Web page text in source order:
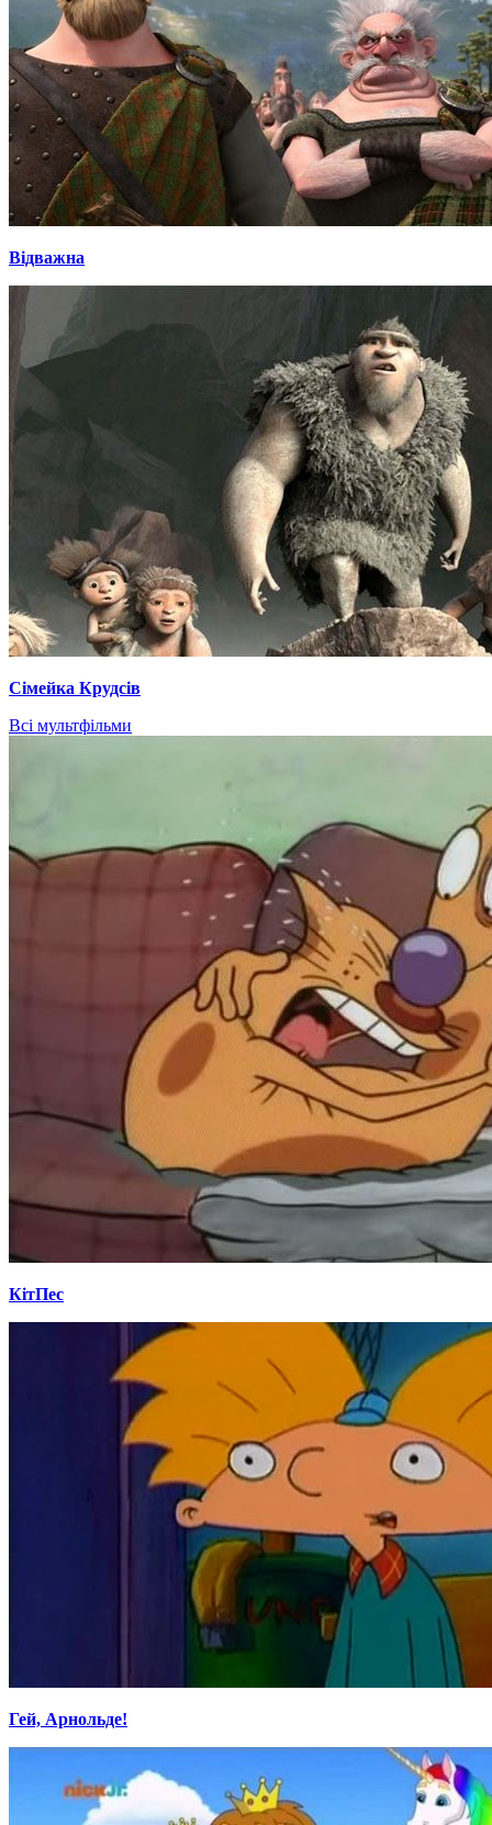
Відважна
Сімейка Крудсів
Всі мультфільми
КітПес
Гей, Арнольде!